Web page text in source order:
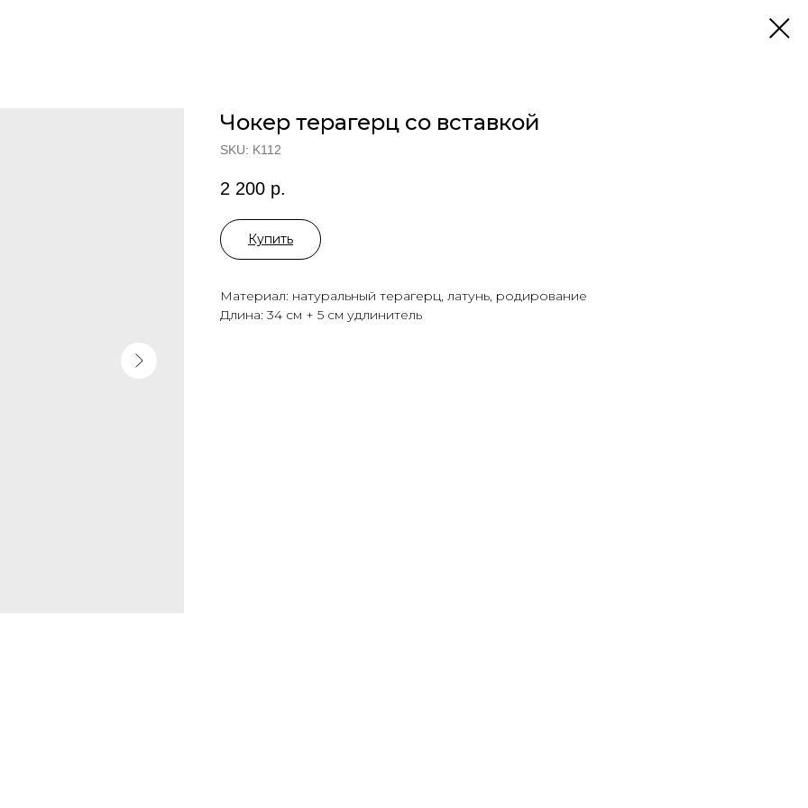
Чокер терагерц со вставкой
SKU: K112
2 200 р.
Купить
Материал: натуральный терагерц, латунь, родирование
Длина: 34 см + 5 см удлинитель